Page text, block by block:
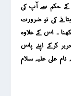
کے حکم سے آپ کی
کی تو ضرورت
۔ اس کے علاوہ
کرکے اپنے پاس
نام علی علیہ سلام